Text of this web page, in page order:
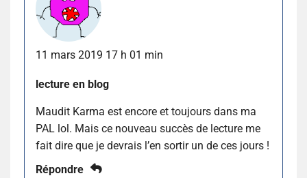
11 mars 2019 17 h 01 min
lecture en blog
Maudit Karma est encore et toujours dans ma
PAL lol. Mais ce nouveau succès de lecture me
fait dire que je devrais l’en sortir un de ces jours !
Répondre